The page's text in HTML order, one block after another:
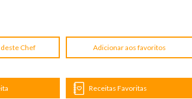
Chef Adicionar aos favoritos
Receitas Favoritas